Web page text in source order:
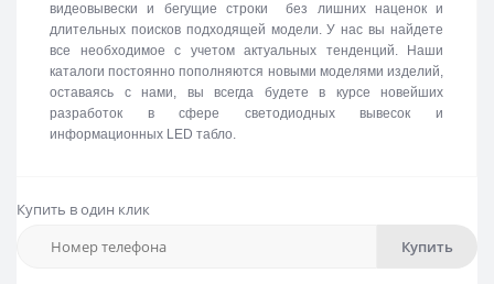
видеовывески и бегущие строки без лишних наценок и
длительных поисков подходящей модели. У нас вы найдете
все необходимое с учетом актуальных тенденций. Наши
каталоги постоянно пополняются новыми моделями изделий,
оставаясь с нами, вы всегда будете в курсе новейших
разработок в сфере светодиодных вывесок и
информационных LED табло.
Купить в один клик
Купить